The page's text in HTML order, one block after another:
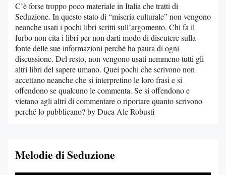
C’è forse troppo poco materiale in Italia che tratti di
Seduzione. In questo stato di “miseria culturale” non vengono
neanche usati i pochi libri scritti sull’argomento. Chi fa il
furbo non cita i libri per non darti modo di discutere sulla
fonte delle sue informazioni perché ha paura di ogni
discussione. Del resto, non vengono usati nemmeno tutti gli
altri libri del sapere umano. Quei pochi che scrivono non
accettano neanche che si interpretino le loro frasi e si
offendono se qualcuno le commenta. Se si offendono e
vietano agli altri di commentare o riportare quanto scrivono
perché lo pubblicano? by Duca Ale Robusti
Melodie di Seduzione